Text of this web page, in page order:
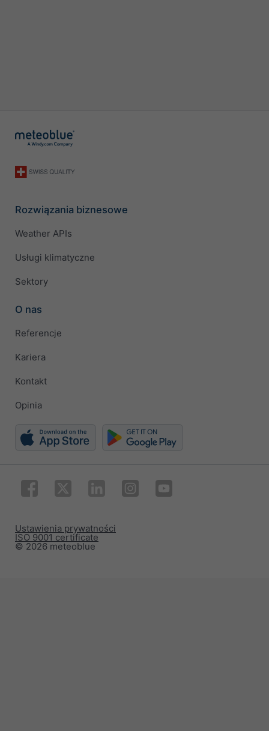
Rozwiązania biznesowe
Weather APIs
Usługi klimatyczne
Sektory
O nas
Referencje
Kariera
Kontakt
Opinia
© 2026 meteoblue
ISO 9001 certificate
Ustawienia prywatności